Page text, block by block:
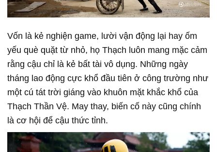
Vốn là kẻ nghiện game, lười vận động lại hay ốm
yếu què quặt từ nhỏ, họ Thạch luôn mang mặc cảm
rằng cậu chỉ là kẻ bất tài vô dụng. Những ngày
tháng lao động cực khổ đầu tiên ở công trường như
một cú tát trời giáng vào khuôn mặt khắc khổ của
Thạch Thần Vệ. May thay, biến cố này cũng chính
là cơ hội để cậu thức tỉnh.